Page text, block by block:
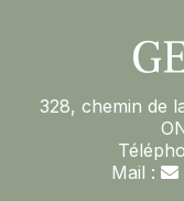
328, chemin de
Mail :